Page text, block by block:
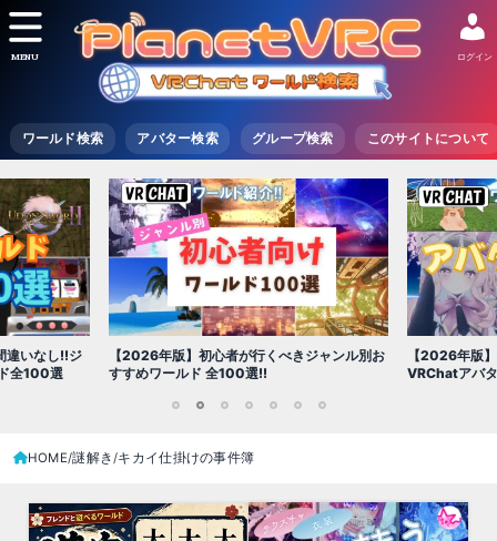
ワールド検索 アバター検索 グループ検索 このサイトについて
ログイン
MENU
ャンル別お
【2026年版】初心者必見!!無料で使える
VRChatアバター（アバターワールド紹介）
【2026年版
世界を味わえ
HOME 謎解き キカイ仕掛けの事件簿